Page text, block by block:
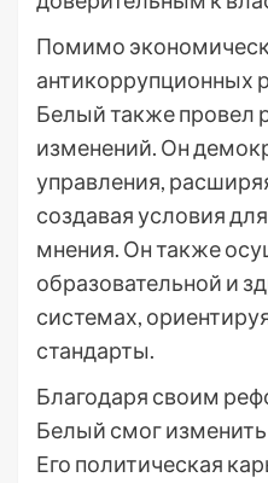
Помимо
антикоррупционных
Белый также провел
изменений. Он
управления,
создавая условия
мнения. Он также
образовательной и
системах,
стандарты.
Благодаря своим
Белый смог
Его политическая